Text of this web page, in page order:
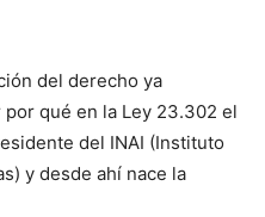
del derecho ya
qué en la Ley 23.302 el
del INAI (Instituto
y desde ahí nace la